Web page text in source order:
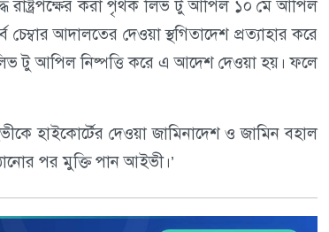
রাষ্ট্রপক্ষের করা পৃথক লিভ টু আপিল ১০ মে আপিল
আদালতের দেওয়া স্থগিতাদেশ প্রত্যাহার করে
লিভ টু আপিল নিষ্পত্তি করে এ আদেশ দেওয়া হয়। ফলে
দেওয়া জামিনাদেশ ও জামিন বহাল
পর মুক্তি পান আইভী।’